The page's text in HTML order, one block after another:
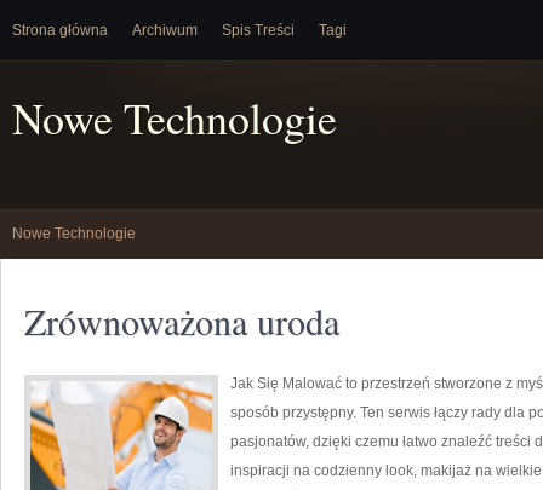
Strona główna Archiwum Spis Treści Tagi
Nowe Technologie
Nowe Technologie
Zrównoważona uroda
Jak Się Malować to przestrzeń stworzone z
sposób przystępny. Ten serwis łączy rady dla
pasjonatów, dzięki czemu łatwo znaleźć
inspiracji na codzienny look, makijaż na